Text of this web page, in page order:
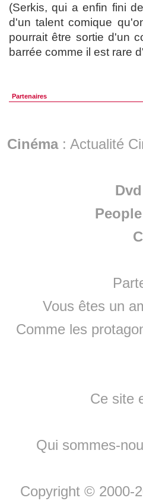
(Serkis, qui a enfin fini
d'un talent comique
pourrait être sortie d'un
barrée comme il est rare
Partenaires
Cinéma: Actualité
Dvd
People
Vous êtes un
Comme les
Ce site
Qui sommes-
Copyright © 2000-